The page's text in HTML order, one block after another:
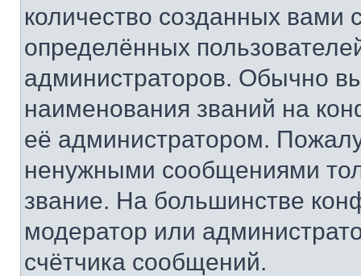
количество созданных
определённых
администраторов. Обычно
наименования званий на
её администратором.
ненужными сообщениями
звание. На большинстве
модератор или
счётчика сообщений.